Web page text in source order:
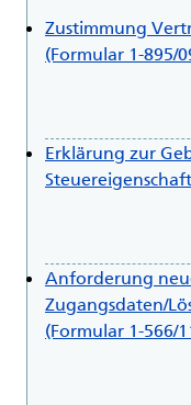
Zustimmung
(Formular 1-895/
Erklärung zur
Anforderung
Zugangsdaten/
(Formular 1-566/